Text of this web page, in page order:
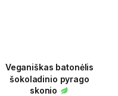
Veganiškas batonėlis
šokoladinio pyrago
skonio